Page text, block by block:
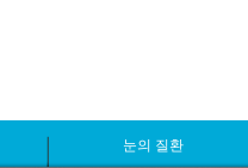
눈의 질환